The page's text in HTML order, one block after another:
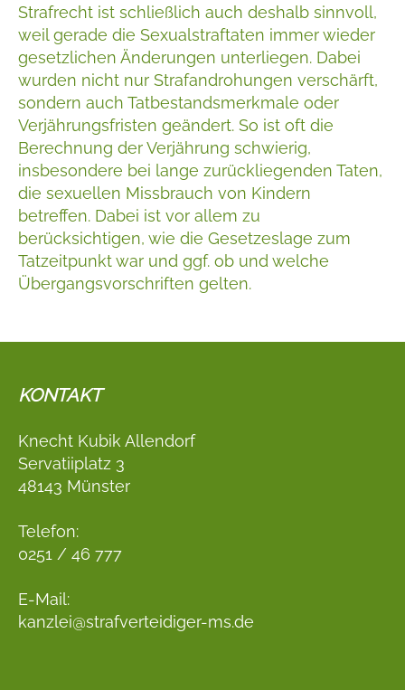
Strafrecht ist schließlich auch deshalb sinnvoll,
weil gerade die Sexualstraftaten immer wieder
gesetzlichen Änderungen unterliegen. Dabei
wurden nicht nur Strafandrohungen verschärft,
sondern auch Tatbestandsmerkmale oder
Verjährungsfristen geändert. So ist oft die
Berechnung der Verjährung schwierig,
insbesondere bei lange zurückliegenden Taten,
die sexuellen Missbrauch von Kindern
betreffen. Dabei ist vor allem zu
berücksichtigen, wie die Gesetzeslage zum
Tatzeitpunkt war und ggf. ob und welche
Übergangsvorschriften gelten.
KONTAKT
Knecht Kubik Allendorf
Servatiiplatz 3
48143 Münster
Telefon:
0251 / 46 777
E-Mail:
kanzlei@strafverteidiger-ms.de